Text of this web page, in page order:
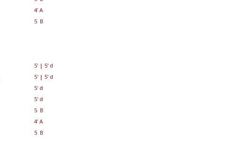
4' A
5 B
5'| 5' d
5'| 5' d
5' d
5' d
5 B
4' A
5 B